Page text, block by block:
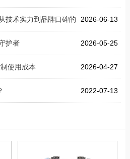
技术实力到品牌口碑的 2026-06-13
护者 2026-05-25
使用成本 2026-04-27
2022-07-13